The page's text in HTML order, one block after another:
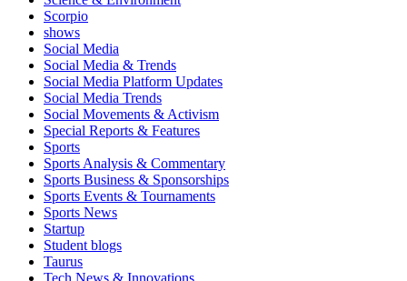
Scorpio
shows
Social Media
Social Media & Trends
Social Media Platform Updates
Social Media Trends
Social Movements & Activism
Special Reports & Features
Sports
Sports Analysis & Commentary
Sports Business & Sponsorships
Sports Events & Tournaments
Sports News
Startup
Student blogs
Taurus
Tech News & Innovations